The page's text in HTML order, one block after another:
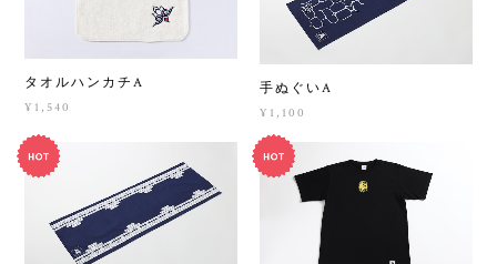
タオルハンカチA
¥1,540
手ぬぐいA
¥1,100